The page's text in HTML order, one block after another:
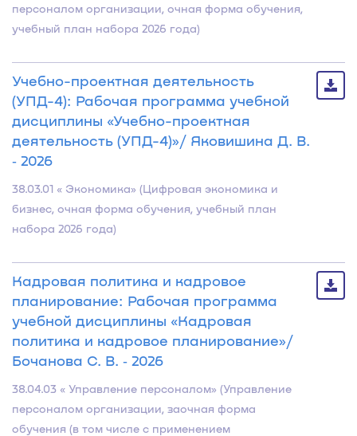
персоналом организации, очная форма обучения,
учебный план набора 2026 года)
Учебно-проектная деятельность
(УПД-4): Рабочая программа учебной
дисциплины «Учебно-проектная
деятельность (УПД-4)»/ Яковишина Д. В.
‐ 2026
38.03.01 « Экономика» (Цифровая экономика и
бизнес, очная форма обучения, учебный план
набора 2026 года)
Кадровая политика и кадровое
планирование: Рабочая программа
учебной дисциплины «Кадровая
политика и кадровое планирование»/
Бочанова С. В. ‐ 2026
38.04.03 « Управление персоналом» (Управление
персоналом организации, заочная форма
обучения (в том числе с применением